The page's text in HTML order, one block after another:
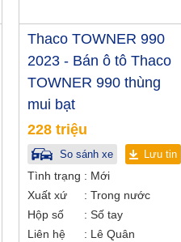
Thaco TOWNER 990
2023 - Bán ô tô Thaco
TOWNER 990 thùng
mui bạt
228 triệu
So sánh xe Lưu tin
Tình trạng
Mới
Xuất xứ
Trong nước
Hộp số
Số tay
Liên hệ
Lê Quân